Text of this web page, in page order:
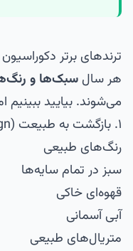
ترندهای برتر دکوراسیون 2024
هر سال سبک‌ها و
می‌شوند. بیایید
۱. بازگشت به طبیعت (Biophilic Design)
رنگ‌های طبیعی
سبز در تمام سایه‌ها
قهوه‌ای خاکی
آبی آسمانی
متریال‌های طبیعی